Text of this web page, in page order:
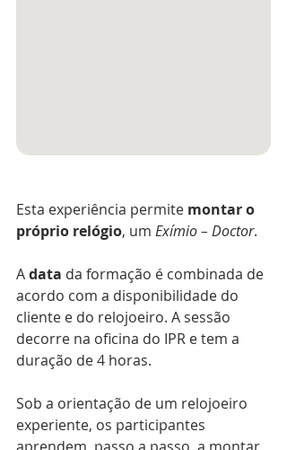
Esta experiência permite montar o
próprio relógio, um Exímio – Doctor.
A data da formação é combinada de
acordo com a disponibilidade do
cliente e do relojoeiro. A sessão
decorre na oficina do IPR e tem a
duração de 4 horas.
Sob a orientação de um relojoeiro
experiente, os participantes